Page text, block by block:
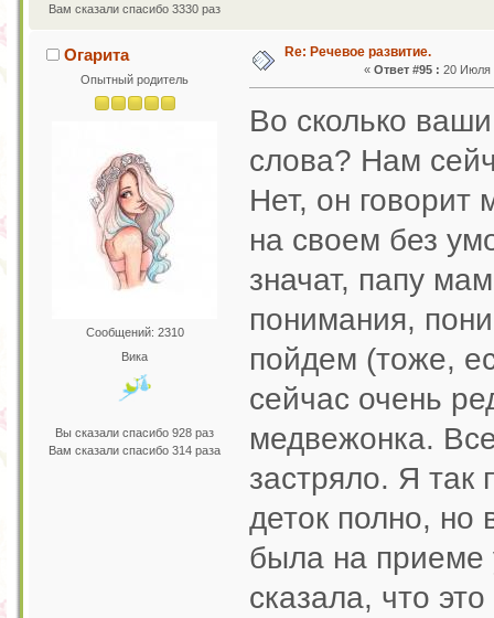
Вам сказали спасибо 3330 раз
Огарита
Опытный родитель
Сообщений: 2310
Вика
Вы сказали спасибо 928 раз
Вам сказали спасибо 314 раза
Re: Речевое развитие.
« Ответ #95 : 20 Июля
Во сколько
слова? Нам
Нет, он говорит
на своем без
значат, папу
понимания,
пойдем (тоже,
сейчас очень
медвежонка.
застряло. Я так
деток полно, но
была на приеме
сказала, что